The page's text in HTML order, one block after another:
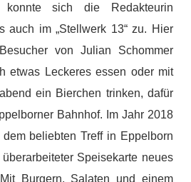
sich die Redakteurin
auch im „Stellwerk 13“ zu. Hier
von Julian Schommer
etwas Leckeres essen oder mit
ein Bierchen trinken, dafür
Bahnhof. Im Jahr 2018
beliebten Treff in Eppelborn
Speisekarte neues
Burgern, Salaten und einem